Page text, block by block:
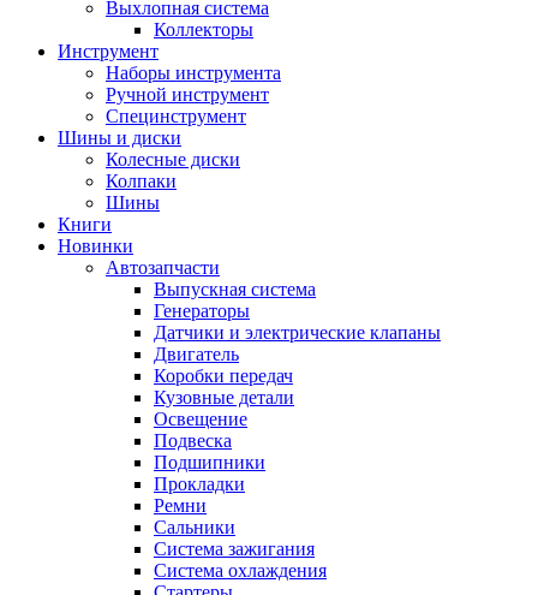
Выхлопная система
Коллекторы
Инструмент
Наборы инструмента
Ручной инструмент
Специнструмент
Шины и диски
Колесные диски
Колпаки
Шины
Книги
Новинки
Автозапчасти
Выпускная система
Генераторы
Датчики и электрические клапаны
Двигатель
Коробки передач
Кузовные детали
Освещение
Подвеска
Подшипники
Прокладки
Ремни
Сальники
Система зажигания
Система охлаждения